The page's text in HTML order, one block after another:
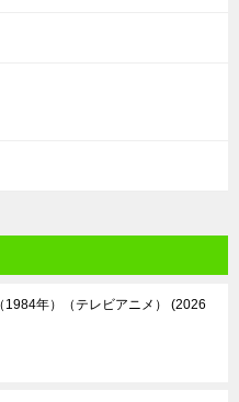
1984年）（テレビアニメ）
2026